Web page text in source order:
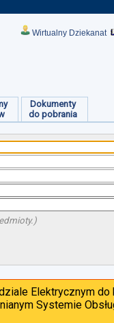
Wirtualny Dziekanat
Dokumenty
do pobrania
Elektrycznym do
Systemie